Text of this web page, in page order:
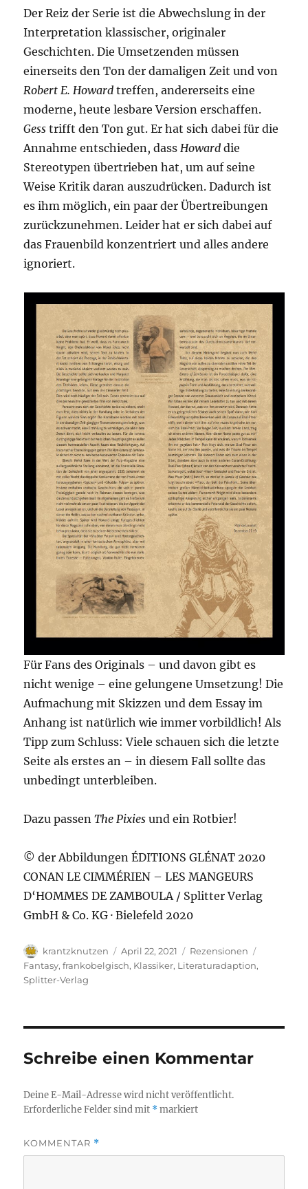
Der Reiz der Serie ist die Abwechslung in der
Interpretation klassischer, originaler
Geschichten. Die Umsetzenden müssen
einerseits den Ton der damaligen Zeit und von
Robert E. Howard treffen, andererseits eine
moderne, heute lesbare Version erschaffen.
Gess trifft den Ton gut. Er hat sich dabei für die
Annahme entschieden, dassHoward die
Stereotypen übertrieben hat, um auf seine
Weise Kritik daran auszudrücken. Dadurch ist
es ihm möglich, ein paar der Übertreibungen
zurückzunehmen. Leider hat er sich dabei auf
das Frauenbild konzentriert und alles andere
ignoriert.
Für Fans des Originals – und davon gibt es
nicht wenige – eine gelungene Umsetzung! Die
Aufmachung mit Skizzen und dem Essay im
Anhang ist natürlich wie immer vorbildlich! Als
Tipp zum Schluss: Viele schauen sich die letzte
Seite als erstes an – in diesem Fall sollte das
unbedingt unterbleiben.
Dazu passenThe Pixies und ein Rotbier!
© der Abbildungen ÉDITIONS GLÉNAT 2020
CONAN LE CIMMÉRIEN – LES MANGEURS
D‘HOMMES DE ZAMBOULA / Splitter Verlag
GmbH & Co. KG · Bielefeld 2020
Autor
krantzknutzen
Veröffentlicht
am
April 22, 2021 Kategorien
Rezensionen
Fantasy,frankobelgisch, Klassiker, Literaturadaption,
Splitter-Verlag
Schreibe einen Kommentar
Deine E-Mail-Adresse wird nicht veröffentlicht.
Erforderliche Felder sind mit *markiert
KOMMENTAR *